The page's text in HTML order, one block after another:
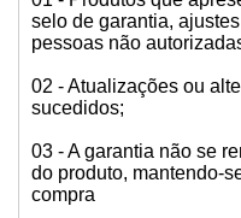
selo de garantia,
pessoas não
02 - Atualizações ou
sucedidos;
03 - A garantia não se
do produto, mantendo-
compra